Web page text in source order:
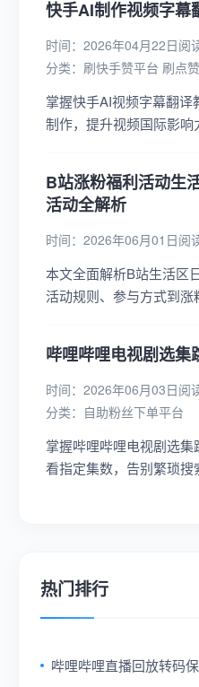
快手AI制作视频字幕
时间：2026年04月22日阅
分类： 刷快手赞平台 刷点
掌握快手AI视频字幕翻
制作，提升视频国际影
B站涨粉福利活动生
活动全解析
时间：2026年06月01日阅
本文全面解析B站生活区
活动规则、参与方式到
哔哩哔哩电视剧选集
时间：2026年06月03日阅
分类： 自助粉丝下单平台
掌握哔哩哔哩电视剧选
看指定集数，告别繁琐
热门排行
哔哩哔哩直播回放转码